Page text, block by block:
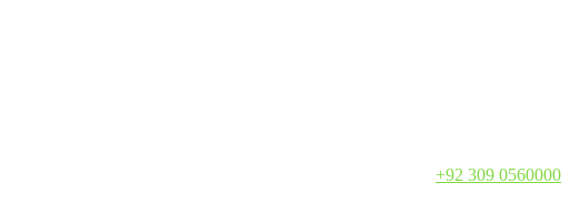
+92 309 0560000